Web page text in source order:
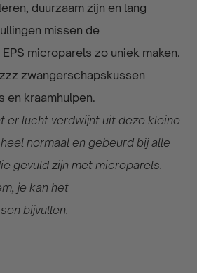
duurzaam zijn en lang
missen de
microparels zo uniek maken.
zwangerschapskussen
en kraamhulpen.
er lucht verdwijnt uit deze kleine
normaal en gebeurd bij alle
gevuld zijn met microparels.
je kan het
bijvullen.